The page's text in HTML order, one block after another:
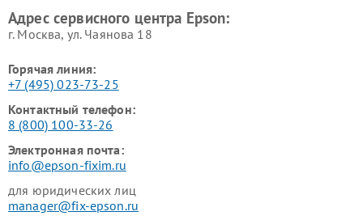
Адрес сервисного центра Epson:
г. Москва, ул. Чаянова 18
Горячая линия:
+7 (495) 023-73-25
Контактный телефон:
8 (800) 100-33-26
Электронная почта:
info@epson-fixim.ru
для юридических лиц
manager@fix-epson.ru